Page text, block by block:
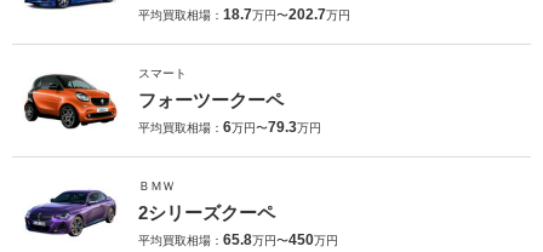
平均買取相場： 18.7万円〜202.7万円
スマート
フォーツークーペ
平均買取相場： 6万円〜79.3万円
ＢＭＷ
2シリーズクーペ
平均買取相場： 65.8万円〜450万円